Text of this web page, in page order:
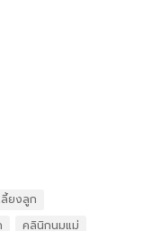
ลี้ยงลูก
คลินิกนมแม่